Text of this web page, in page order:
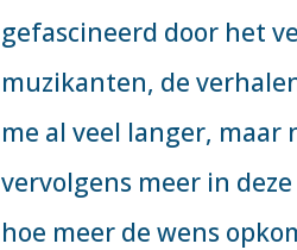
gefascineerd door het
muzikanten, de
me al veel langer,
vervolgens meer in
hoe meer de wens